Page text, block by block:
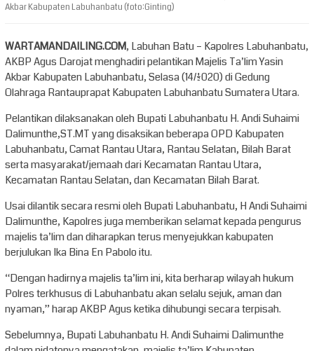
Akbar Kabupaten Labuhanbatu (foto:Ginting)
WARTAMANDAILING.COM, Labuhan Batu – Kapolres Labuhanbatu,
AKBP Agus Darojat menghadiri pelantikan Majelis Ta’lim Yasin
Akbar Kabupaten Labuhanbatu, Selasa (14/1/2020) di Gedung
Olahraga Rantauprapat Kabupaten Labuhanbatu Sumatera Utara.
Pelantikan dilaksanakan oleh Bupati Labuhanbatu H. Andi Suhaimi
Dalimunthe,ST.MT yang disaksikan beberapa OPD Kabupaten
Labuhanbatu, Camat Rantau Utara, Rantau Selatan, Bilah Barat
serta masyarakat/jemaah dari Kecamatan Rantau Utara,
Kecamatan Rantau Selatan, dan Kecamatan Bilah Barat.
Usai dilantik secara resmi oleh Bupati Labuhanbatu, H Andi Suhaimi
Dalimunthe, Kapolres juga memberikan selamat kepada pengurus
majelis ta’lim dan diharapkan terus menyejukkan kabupaten
berjulukan Ika Bina En Pabolo itu.
“Dengan hadirnya majelis ta’lim ini, kita berharap wilayah hukum
Polres terkhusus di Labuhanbatu akan selalu sejuk, aman dan
nyaman,” harap AKBP Agus ketika dihubungi secara terpisah.
Sebelumnya, Bupati Labuhanbatu H. Andi Suhaimi Dalimunthe